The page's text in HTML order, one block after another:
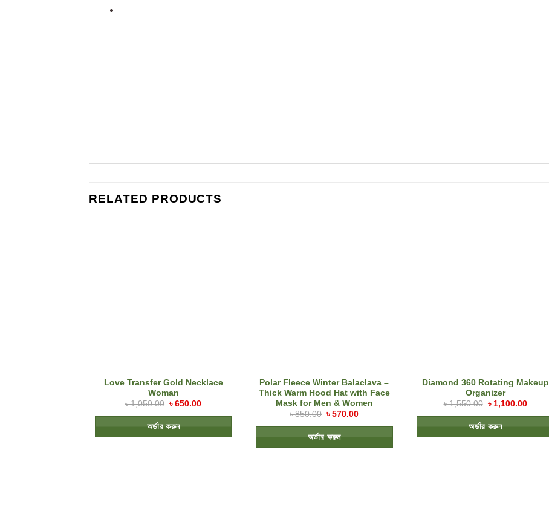
RELATED PRODUCTS
Love Transfer Gold Necklace
Woman
৳1,050.00 ৳650.00
অর্ডার করুন
Polar Fleece Winter Balaclava –
Thick Warm Hood Hat with Face
Mask for Men & Women
৳850.00 ৳570.00
অর্ডার করুন
Diamond 360 Rotating Makeup
Organizer
৳1,550.00 ৳1,100.00
অর্ডার করুন